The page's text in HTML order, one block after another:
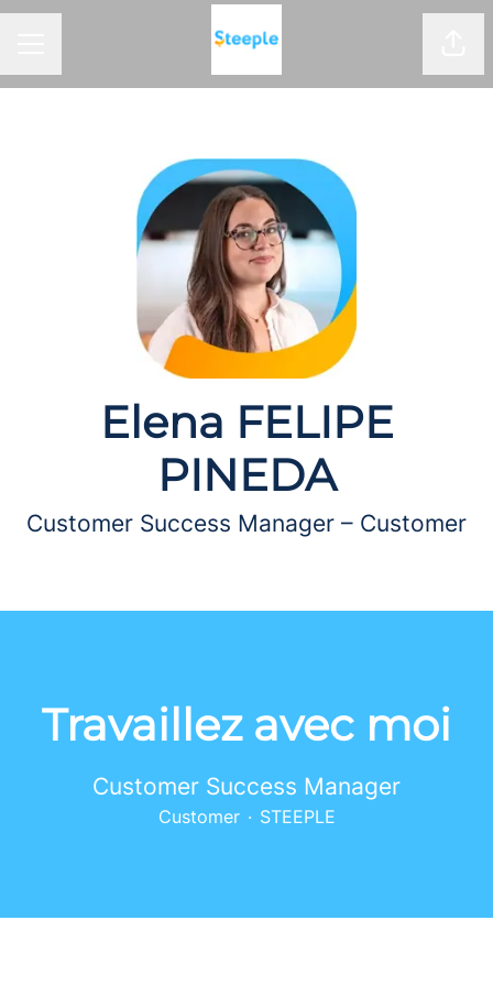
Elena FELIPE
PINEDA
Customer Success Manager – Customer
Travaillez avec moi
Customer Success Manager
Customer · STEEPLE